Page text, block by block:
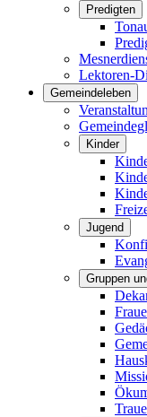
Predigten
Lektoren-
Gemeindeleben
Kinder
Jugend
Gruppen